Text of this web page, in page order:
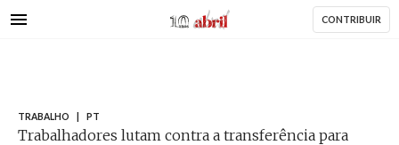
para
AbrilAbril CONTRIBUIR
TRABALHO PT
Trabalhadores lutam contra a transferência para